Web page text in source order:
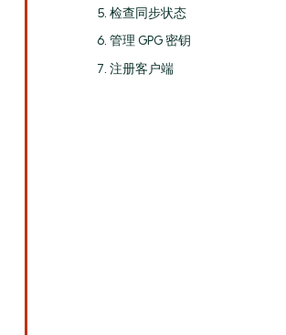
5. 检查同步状态
6. 管理 GPG 密钥
7. 注册客户端